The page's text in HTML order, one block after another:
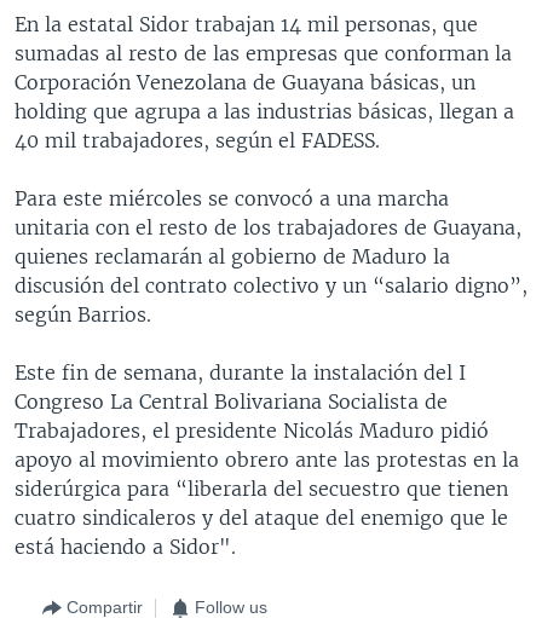
En la estatal Sidor trabajan 14 mil personas, que
sumadas al resto de las empresas que conforman la
Corporación Venezolana de Guayana básicas, un
holding que agrupa a las industrias básicas, llegan a
40 mil trabajadores, según el FADESS.
Para este miércoles se convocó a una marcha
unitaria con el resto de los trabajadores de Guayana,
quienes reclamarán al gobierno de Maduro la
discusión del contrato colectivo y un “salario digno”,
según Barrios.
Este fin de semana, durante la instalación del I
Congreso La Central Bolivariana Socialista de
Trabajadores, el presidente Nicolás Maduro pidió
apoyo al movimiento obrero ante las protestas en la
siderúrgica para “liberarla del secuestro que tienen
cuatro sindicaleros y del ataque del enemigo que le
está haciendo a Sidor".
Compartir Follow us